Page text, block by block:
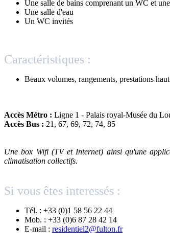
Une salle de bains comprenant un WC et
Une salle d'eau
Un WC invités
Caractéristiques :
Beaux volumes, rangements, prestations
Accès Métro : Ligne 1 - Palais royal-Musée du
Accès Bus : 21, 67, 69, 72, 74, 85
Une box Wifi (TV et Internet) ainsi qu'une
climatisation collectifs.
Si vous êtes interessés :
Tél. : +33 (0)1 58 56 22 44
Mob. : +33 (0)6 87 28 42 14
E-mail : residentiel2@fulton.fr